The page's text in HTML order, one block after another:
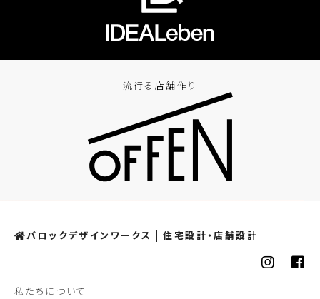
流行る店舗作り
バロックデザインワークス | 住宅設計・店舗設計
私たちについて